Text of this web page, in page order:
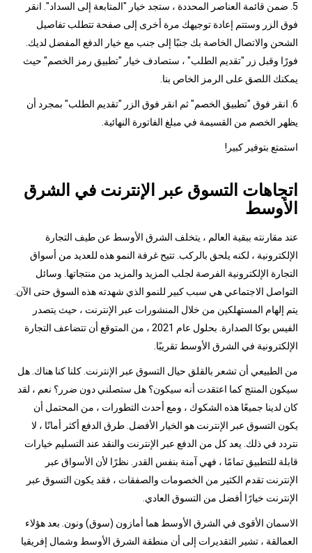
5. ضمن قائمة العناصر المحددة ، ستجد خيار "المتابعة إلى السداد". انقر
فوق الزر وستتم إعادة توجيهك مرة أخرى إلى صفحة تتطلب تفاصيل
الشحن والاتصال الخاصة بك جنبًا إلى جنب مع خيار الدفع المفضل لديك.
فورًا وقبل زر "تقديم الطلب" ، ستصادف خيار "تطبيق رمز الخصم" حيث
يمكنك اللصق على الرمز الخاص بنا.
6. انقر فوق "تطبيق الخصم" ثم انقر فوق الزر "تقديم الطلب" بمجرد أن
يظهر الخصم من القسيمة في مبلغ الفاتورة النهائية.
استمتع بتوفير كبير!
اتجاهات التسوق عبر الإنترنت في الشرق
الأوسط
عند مقارنته ببقية العالم ، يتخلف الشرق الأوسط عن طيف التجارة
الإلكترونية ، لكنه يلحق بالركب. تتيح غرفة النمو هذه للعديد من أسواق
التجارة الإلكترونية الفرصة لجلب المزيد والمزيد من منتجاتها. وسائل
التواصل الاجتماعي هي سبب كبير للنمو الذي شهدته هذه السوق حتى الآن.
يتم إلهام المستهلكين من خلال المنشورات عبر الإنترنت ، حيث يتصدر
الفيس بوكا الصدارة. بحلول عام 2021 ، من المتوقع أن تتضاعف التجارة
الإلكترونية في الشرق الأوسط تقريبًا.
من الطبيعي أن تشعر بالقلق حيال التسوق عبر الإنترنت. كلنا كنا هناك. هل
سيكون المنتج كما اعتقدت أنه سيكون؟ هل ستصلني دون ضرر؟ نعم ، لقد
كان لدينا جميعًا هذه الشكوك ، ومع أحدث التطورات ، من المحتمل أن
يكون التسوق عبر الإنترنت هو الخيار الأفضل. طرق الدفع أكثر أمانًا ، لا
نتردد في ذلك. يعد كل من الدفع عبر الإنترنت والنقد عند التسليم خيارات
قابلة للتطبيق تمامًا ، فهي آمنة بنفس القدر. نظرًا لأن الأسواق عبر
الإنترنت تقدم الكثير من الخصومات والصفقات ، فقد يكون التسوق عبر
الإنترنت خيارًا أفضل من التسوق العادي.
الاسمان الأقوى في الشرق الأوسط هما أمازون (سوق) ونون. بعد هؤلاء
العمالقة ، تشير التقديرات إلى أن منطقة الشرق الأوسط وشمال إفريقيا